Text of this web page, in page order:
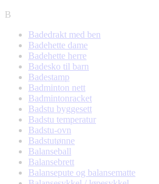
B
Badedrakt med ben
Badehette dame
Badehette herre
Badesko til barn
Badestamp
Badminton nett
Badmintonracket
Badstu byggesett
Badstu temperatur
Badstu-ovn
Badstutønne
Balanseball
Balansebrett
Balansepute og balansematte